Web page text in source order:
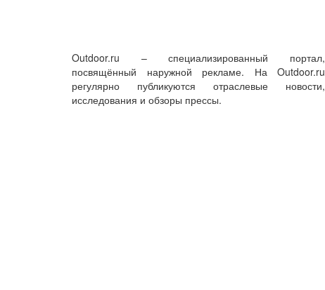
Outdoor.ru – специализированный портал,
посвящённый наружной рекламе. На Outdoor.ru
регулярно публикуются отраслевые новости,
исследования и обзоры прессы.